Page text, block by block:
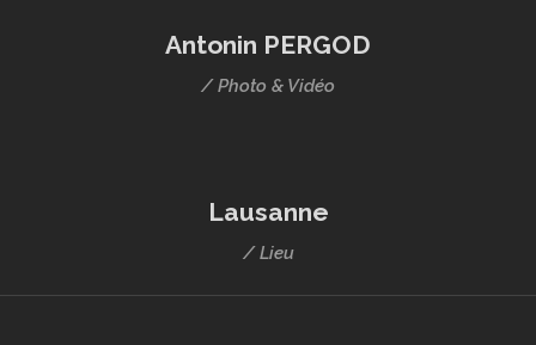
Antonin PERGOD
/ Photo & Vidéo
Lausanne
/ Lieu